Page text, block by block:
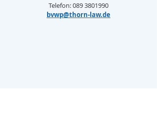
Telefon: 089 3801990
bvwp@thorn-law.de